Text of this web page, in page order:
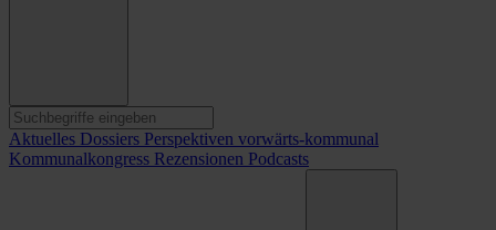
Aktuelles Dossiers Perspektiven vorwärts-kommunal
Kommunalkongress Rezensionen Podcasts